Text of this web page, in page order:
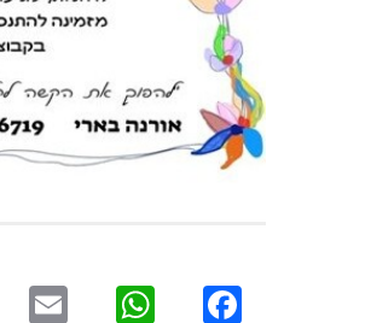
Facebook
WhatsApp